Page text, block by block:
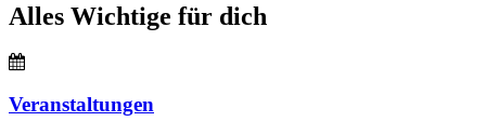
Alles Wichtige für dich
Veranstaltungen